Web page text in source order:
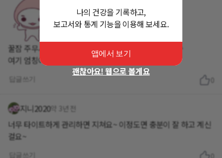
꿀잠 주무시는중... ..이시죠~^^ 시원한 하루 보내세요 ^^
여기 엄칭이 더워요.
지니2020약 3년 전
너무 타이트하게 관리하면 지쳐요~ 이정도면 충분이 잘 하고 계신
걸요~
나의 건강을 기록하고,
보고서와 통계 기능을 이용해 보세요.
앱에서 보기
괜찮아요! 웹으로 볼게요